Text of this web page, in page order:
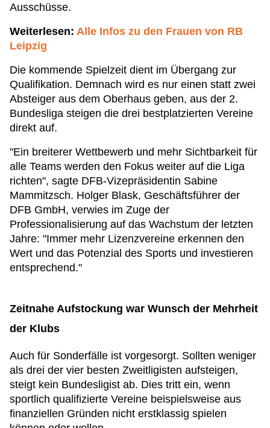
Ausschüsse.
Weiterlesen: Alle Infos zu den Frauen von RB
Leipzig
Die kommende Spielzeit dient im Übergang zur
Qualifikation. Demnach wird es nur einen statt zwei
Absteiger aus dem Oberhaus geben, aus der 2.
Bundesliga steigen die drei bestplatzierten Vereine
direkt auf.
"Ein breiterer Wettbewerb und mehr Sichtbarkeit für
alle Teams werden den Fokus weiter auf die Liga
richten", sagte DFB-Vizepräsidentin Sabine
Mammitzsch. Holger Blask, Geschäftsführer der
DFB GmbH, verwies im Zuge der
Professionalisierung auf das Wachstum der letzten
Jahre: "Immer mehr Lizenzvereine erkennen den
Wert und das Potenzial des Sports und investieren
entsprechend."
Zeitnahe Aufstockung war Wunsch der Mehrheit
der Klubs
Auch für Sonderfälle ist vorgesorgt. Sollten weniger
als drei der vier besten Zweitligisten aufsteigen,
steigt kein Bundesligist ab. Dies tritt ein, wenn
sportlich qualifizierte Vereine beispielsweise aus
finanziellen Gründen nicht erstklassig spielen